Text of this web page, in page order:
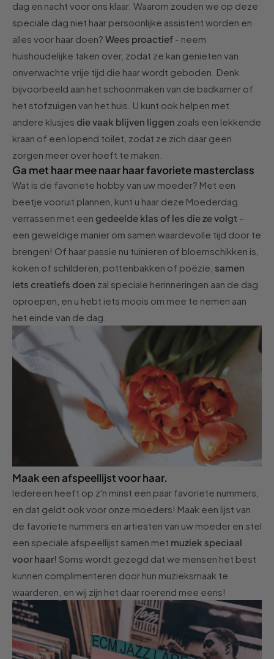
dag en nacht voor ons klaar. Waarom zouden we op deze
speciale dag niet haar persoonlijke assistent worden en
alles voor haar doen? Wees proactief - neem
huishoudelijke taken over, zodat ze kan genieten van
onverwachte vrije tijd die haar wordt geboden. Denk
bijvoorbeeld aan het schoonmaken van de badkamer of
het stofzuigen van het huis. U kunt ook helpen met
andere klusjes die vaak blijven liggen zoals een lekkende
kraan of een lopend toilet, zodat ze zich daar geen
zorgen meer over hoeft te maken.
Ga met haar mee naar haar favoriete masterclass
Wat is de favoriete hobby van uw moeder? Met een
beetje vooruit plannen, kunt u haar deze Moederdag
verrassen met een gedeelde klas of les die ze volgt –
een geweldige manier om samen waardevolle tijd door te
brengen! Of haar passie nu tuinieren of bloemschikken is,
koken of schilderen, pottenbakken of poëzie, samen
iets creatiefs doen zal speciale herinneringen aan de dag
oproepen, en u hebt iets moois om mee te nemen aan
het einde van de dag.
Maak een afspeellijst voor haar.
Iedereen heeft op z'n minst een paar favoriete nummers,
en dat geldt ook voor onze moeders! Maak een lijst van
de favoriete nummers en artiesten van uw moeder en stel
een speciale afspeellijst samen met muziek speciaal
voor haar! Soms wordt gezegd dat we mensen het best
kunnen complimenteren door hun muzieksmaak te
waarderen, en wij zijn het daar roerend mee eens!